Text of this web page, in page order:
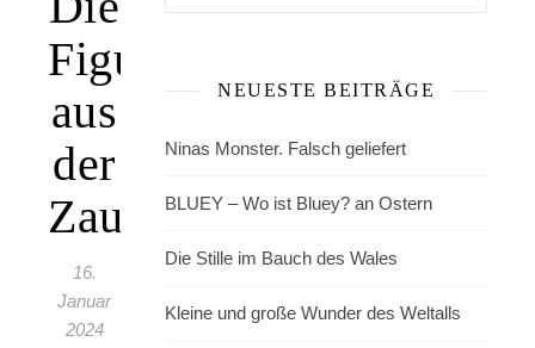
Figuren
aus
der
Zaubererwelt
16.
Januar
2024
NEUESTE BEITRÄGE
Ninas Monster. Falsch geliefert
BLUEY – Wo ist Bluey? an Ostern
Die Stille im Bauch des Wales
Kleine und große Wunder des Weltalls